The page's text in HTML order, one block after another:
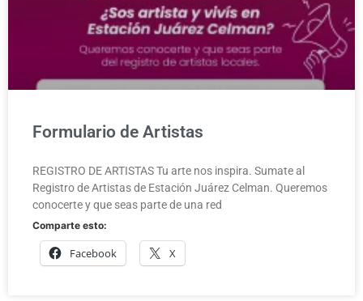
Formulario de Artistas
REGISTRO DE ARTISTAS Tu arte nos inspira. Sumate al
Registro de Artistas de Estación Juárez Celman. Queremos
conocerte y que seas parte de una red
Comparte esto:
Facebook X